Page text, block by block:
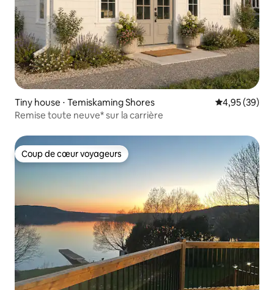
Tiny house ⋅ Temiskaming Shores Évaluation
4,95 (39)
Remise toute neuve* sur la carrière
Coup de cœur voyageurs
Coup de cœur voyageurs